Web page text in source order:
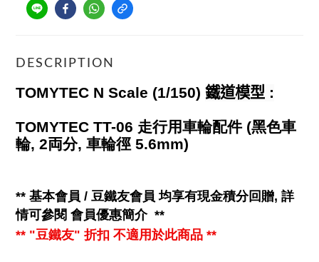
DESCRIPTION
TOMYTEC N Scale (1/150) 鐵道模型 :
TOMYTEC TT-06 走行用車輪配件 (黑色車
輪, 2両分, 車輪徑 5.6mm)
** 基本會員 / 豆鐵友會員 均享有現金積分回贈, 詳
情可參閱 會員優惠簡介 **
** "豆鐵友" 折扣 不適用於此商品 **